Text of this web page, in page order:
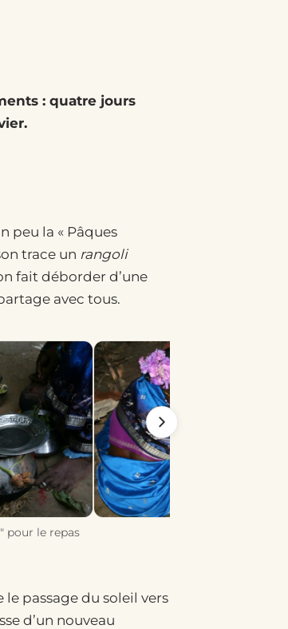
: quatre jours
peu la « Pâques
trace un rangoli
fait déborder d’une
avec tous.
pour le repas
le passage du soleil vers
d’un nouveau